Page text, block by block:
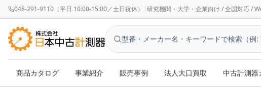
048-291-9110（平日 10:00-15:00／土日祝休） |研究機関・大学・企業向け / 全国対応 /
商品カタログ 事業紹介 販売事例 法人大口買取 中古計測器